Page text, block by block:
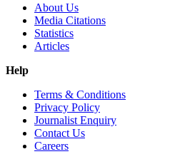
About Us
Media Citations
Statistics
Articles
Help
Terms & Conditions
Privacy Policy
Journalist Enquiry
Contact Us
Careers